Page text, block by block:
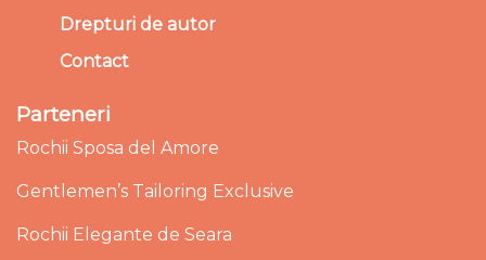
Drepturi de autor
Contact
Parteneri
Rochii Sposa del Amore
Gentlemen’s Tailoring Exclusive
Rochii Elegante de Seara